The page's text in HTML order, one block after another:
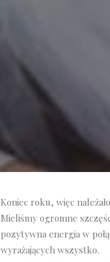
Koniec roku, więc
Mieliśmy ogromne
pozytywna energia w
wyrażających wszystko.